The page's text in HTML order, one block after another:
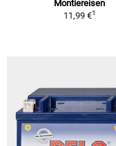
Montiereisen
11,99 €1